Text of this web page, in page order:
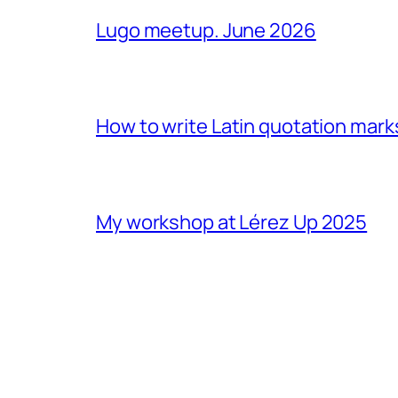
Lugo meetup. June 2026
How to write Latin quotation
My workshop at Lérez Up 2025